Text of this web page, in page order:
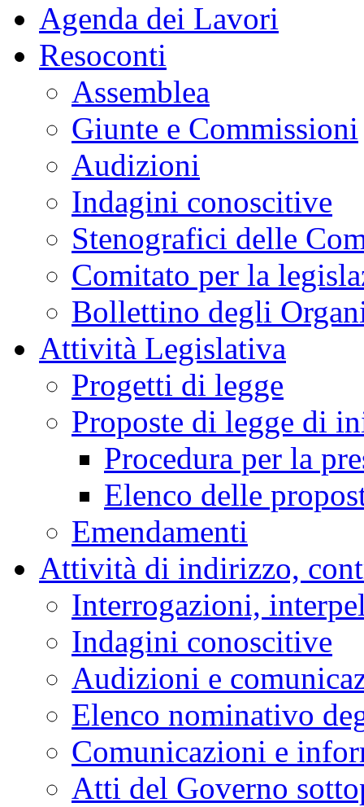
Agenda dei Lavori
Resoconti
Assemblea
Giunte e Commissioni
Audizioni
Indagini conoscitive
Stenografici delle
Comitato per la
Bollettino degli
Attività Legislativa
Progetti di legge
Proposte di legge di
Procedura per la
Elenco delle
Emendamenti
Attività di indirizzo,
Interrogazioni,
Indagini conoscitive
Audizioni e
Elenco nominativo
Comunicazioni e
Atti del Governo